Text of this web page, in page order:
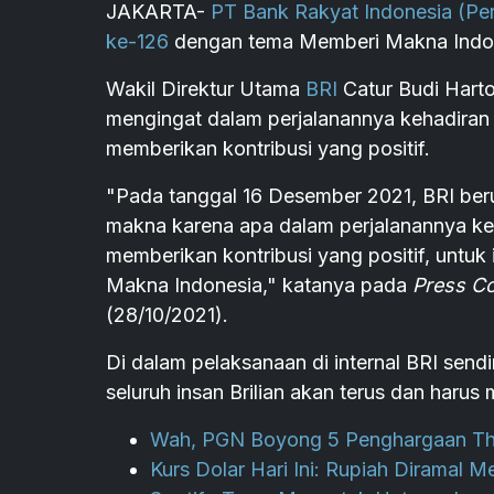
JAKARTA- PT Bank Rakyat Indonesia
ke-126 dengan tema Memberi Makna
Wakil Direktur Utama BRI Catur Budi
mengingat dalam perjalanannya
memberikan kontribusi yang positif.
"Pada tanggal 16 Desember 2021, BRI
makna karena apa dalam perjalanannya
memberikan kontribusi yang positif,
Makna Indonesia," katanya pada Press
(28/10/2021).
Di dalam pelaksanaan di internal BRI
seluruh insan Brilian akan terus dan harus
Wah, PGN Boyong 5 Penghargaan
Kurs Dolar Hari Ini: Rupiah Diramal